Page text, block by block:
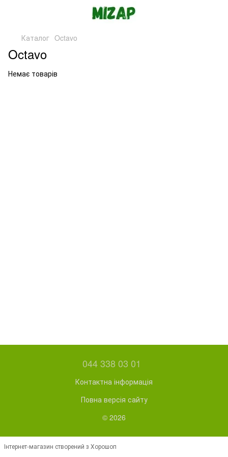
Каталог Octavo
Octavo
Немає товарів
044 338 03 01
Контактна інформація
Повна версія сайту
© 2026
Інтернет-магазин створений з Хорошоп